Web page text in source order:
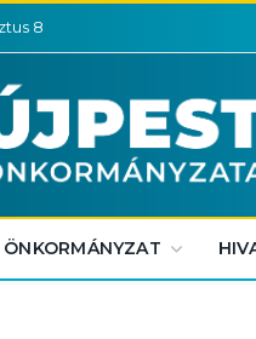
8
ÖNKORMÁNYZAT